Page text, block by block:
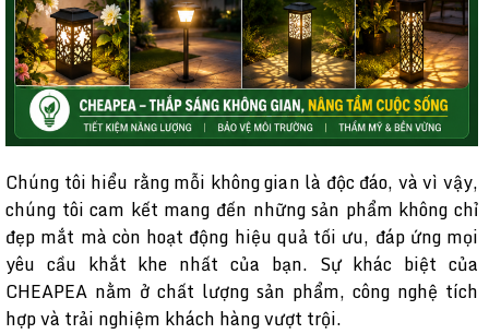
Chúng tôi hiểu rằng mỗi không gian là độc đáo, và vì vậy,
chúng tôi cam kết mang đến những sản phẩm không chỉ
đẹp mắt mà còn hoạt động hiệu quả tối ưu, đáp ứng mọi
yêu cầu khắt khe nhất của bạn. Sự khác biệt của
CHEAPEA nằm ở chất lượng sản phẩm, công nghệ tích
hợp và trải nghiệm khách hàng vượt trội.